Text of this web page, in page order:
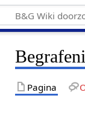
Pagina